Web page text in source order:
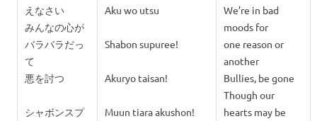
えなさい
みんなの心が
バラバラだっ
て
悪を討つ
シャボンスプ
Aku wo utsu
Shabon supuree!
Akuryo taisan!
Muun tiara akushon!
We’re in bad
moods for
one reason or
another
Bullies, be gone
Though our
hearts may be